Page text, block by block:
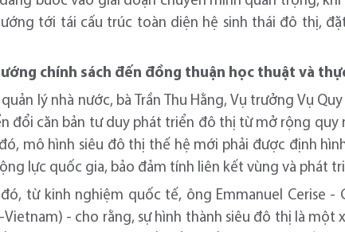
tới tái cấu trúc toàn diện hệ sinh thái đô thị,
chính sách đến đồng thuận học thuật và
lý nhà nước, bà Trần Thu Hằng, Vụ trưởng Vụ
đổi căn bản tư duy phát triển đô thị từ mở rộng quy
mô hình siêu đô thị thế hệ mới phải được định
lực quốc gia, bảo đảm tính liên kết vùng và phát
đó, từ kinh nghiệm quốc tế, ông Emmanuel Cerise
Vietnam) - cho rằng, sự hình thành siêu đô thị là